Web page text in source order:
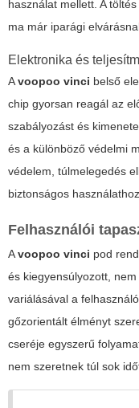
használat mellett. A
ma már iparági
Elektronika és
Avoopoo vinci belső
chip gyorsan reagál az
szabályozást és
és a különböző védelmi
védelem, túlmelegedés
biztonságos használathoz.
Felhasználói
Avoopoo vinci pod
és kiegyensúlyozott,
variálásával a
gőzorientált élményt
cseréje egyszerű
nem szeretnek túl sok